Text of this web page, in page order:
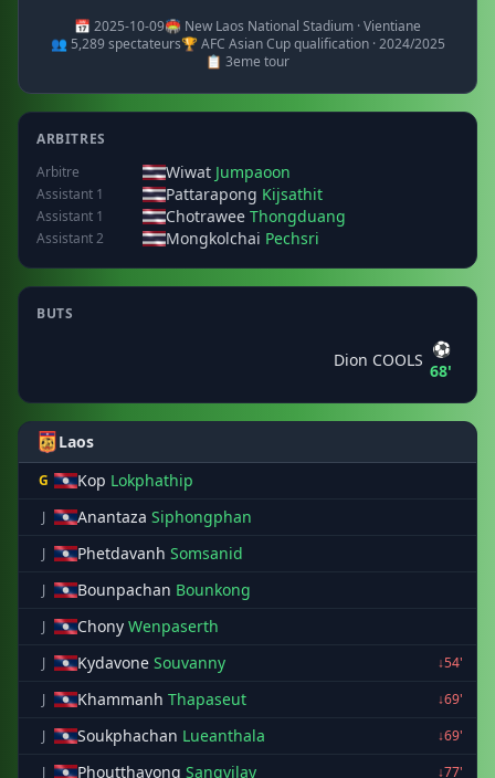
📅 2025-10-09🏟️ New Laos National Stadium · Vientiane
👥 5,289 spectateurs🏆 AFC Asian Cup qualification · 2024/2025
📋 3eme tour
ARBITRES
Arbitre
Wiwat Jumpaoon
Assistant 1 Pattarapong Kijsathit
Assistant 1 Chotrawee Thongduang
Assistant 2 Mongkolchai Pechsri
BUTS
Dion COOLS
⚽
68'
Laos
G Kop Lokphathip
J Anantaza Siphongphan
J Phetdavanh Somsanid
J Bounpachan Bounkong
J Chony Wenpaserth
J Kydavone Souvanny
↓54'
J
Khammanh Thapaseut
↓69'
J
Soukphachan Lueanthala
↓69'
J
Phoutthavong Sangvilay
↓77'